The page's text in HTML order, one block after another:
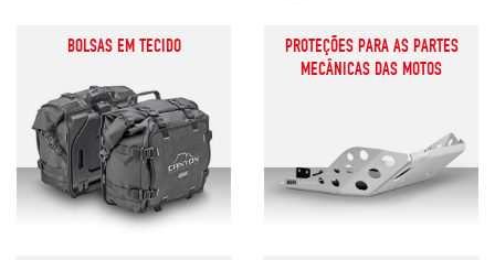
BOLSAS EM TECIDO
PROTEÇÕES PARA AS PARTES
MECÂNICAS DAS MOTOS